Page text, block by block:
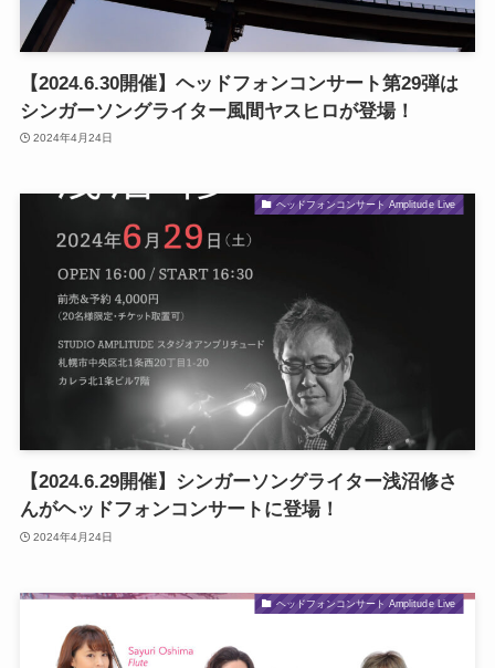
【2024.6.30開催】ヘッドフォンコンサート第29弾は
シンガーソングライター風間ヤスヒロが登場！
2024年4月24日
ヘッドフォンコンサート Amplitude Live
【2024.6.29開催】シンガーソングライター浅沼修さ
んがヘッドフォンコンサートに登場！
2024年4月24日
ヘッドフォンコンサート Amplitude Live